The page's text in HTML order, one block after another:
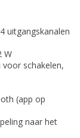
uitgangskanalen
W
schakelen,
(app op
naar het